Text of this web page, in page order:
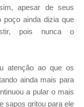
apesar de seus
ainda dizia que
pois nunca o
atenção ao que os
ainda mais para
a pular o mais
sapos gritou para ele